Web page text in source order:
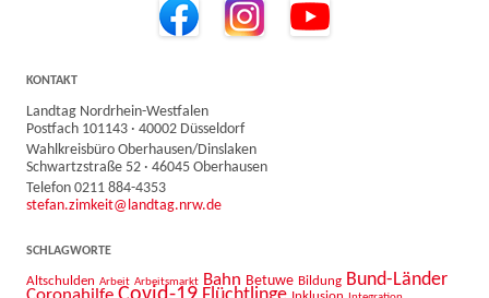
KONTAKT
Landtag Nordrhein-Westfalen
Postfach 101143 · 40002 Düsseldorf
Wahlkreisbüro Oberhausen/Dinslaken
Schwartzstraße 52 · 46045 Oberhausen
Telefon 0211 884-4353
stefan.zimkeit@landtag.nrw.de
SCHLAGWORTE
Altschulden Arbeit Arbeitsmarkt Bahn Betuwe Bildung Bund-Länder